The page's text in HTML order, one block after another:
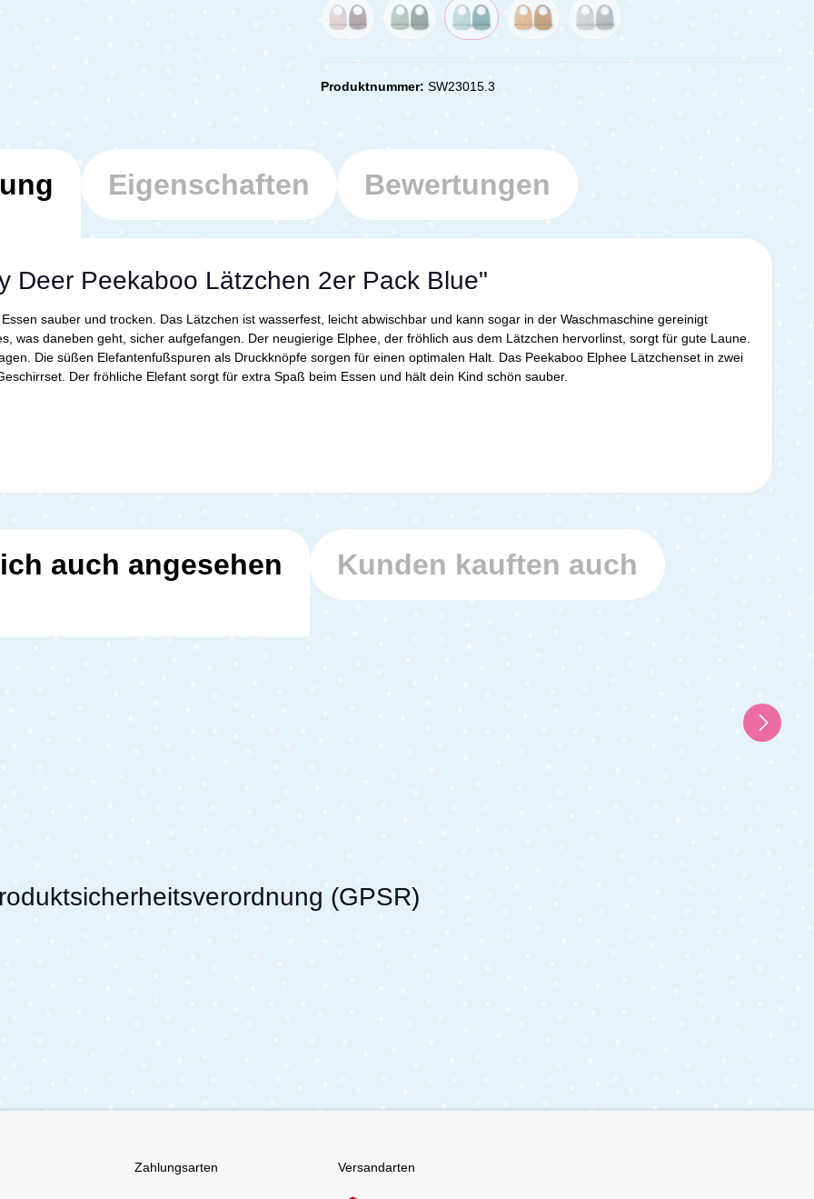
Produktnummer:SW23015.3
Eigenschaften Bewertungen
Deer Peekaboo Lätzchen 2er Pack Blue"
sauber und trocken. Das Lätzchen ist wasserfest, leicht abwischbar und kann sogar in der Waschmaschine gereinigt
was daneben geht, sicher aufgefangen. Der neugierige Elphee, der fröhlich aus dem Lätzchen hervorlinst, sorgt für gute Laune.
Die süßen Elefantenfußspuren als Druckknöpfe sorgen für einen optimalen Halt. Das Peekaboo Elphee Lätzchenset in zwei
Der fröhliche Elefant sorgt für extra Spaß beim Essen und hält dein Kind schön sauber.
auch angesehen Kunden kauften auch
(GPSR)
Zahlungsarten Versandarten